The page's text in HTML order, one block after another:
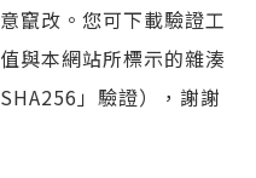
竄改。您可下載驗證工
與本網站所標示的雜湊
」驗證），謝謝